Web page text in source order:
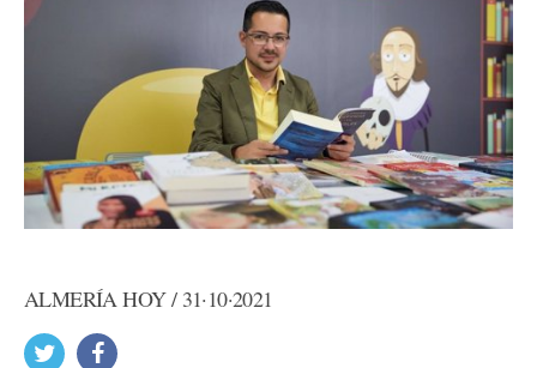
ALMERÍA HOY / 31·10·2021